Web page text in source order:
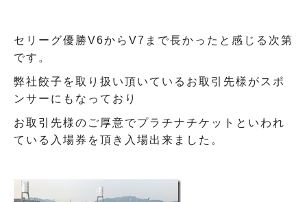
セリーグ優勝V6からV7まで長かったと感じる次第
です。
弊社餃子を取り扱い頂いているお取引先様がスポ
ンサーにもなっており
お取引先様のご厚意でプラチナチケットといわれ
ている入場券を頂き入場出来ました。